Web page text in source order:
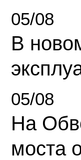
05/08
В
05/08
На
моста